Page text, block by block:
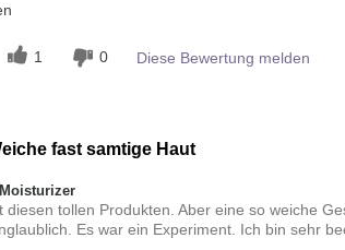
1 0 Diese Bewertung melden
fast samtige Haut
tollen Produkten. Aber eine so weiche
Es war ein Experiment. Ich bin sehr